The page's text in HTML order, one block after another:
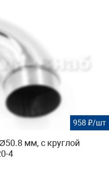
958 ₽/шт
мм, с круглой
4